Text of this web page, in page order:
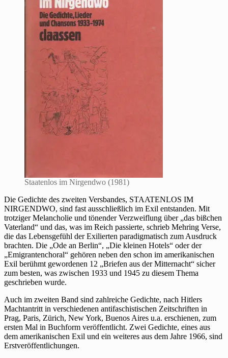
Staatenlos im Nirgendwo (1981)
Die Gedichte des zweiten Versbandes, STAATENLOS IM
NIRGENDWO, sind fast ausschließlich im Exil entstanden. Mit
trotziger Melancholie und tönender Verzweiflung über „das bißchen
Vaterland“ und das, was im Reich passierte, schrieb Mehring Verse,
die das Lebensgefühl der Exilierten paradigmatisch zum Ausdruck
brachten. Die „Ode an Berlin“, „Die kleinen Hotels“ oder der
„Emigrantenchoral“ gehören neben den schon im amerikanischen
Exil berühmt gewordenen 12 „Briefen aus der Mitternacht“ sicher
zum besten, was zwischen 1933 und 1945 zu diesem Thema
geschrieben wurde.
Auch im zweiten Band sind zahlreiche Gedichte, nach Hitlers
Machtantritt in verschiedenen antifaschistischen Zeitschriften in
Prag, Paris, Zürich, New York, Buenos Aires u.a. erschienen, zum
ersten Mal in Buchform veröffentlicht. Zwei Gedichte, eines aus
dem amerikanischen Exil und ein weiteres aus dem Jahre 1966, sind
Erstveröffentlichungen.